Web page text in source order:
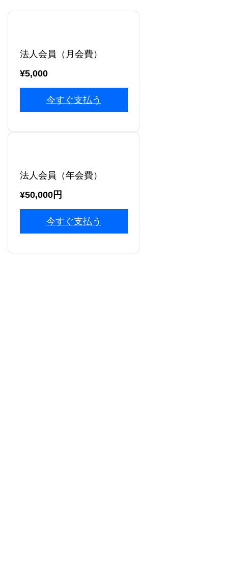
法人会員（月会費）
¥5,000
今すぐ支払う
法人会員（年会費）
¥50,000円
今すぐ支払う